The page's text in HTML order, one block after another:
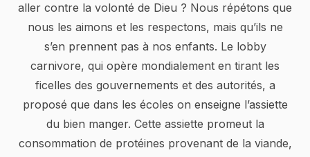
aller contre la volonté de Dieu ? Nous répétons que
nous les aimons et les respectons, mais qu’ils ne
s’en prennent pas à nos enfants. Le lobby
carnivore, qui opère mondialement en tirant les
ficelles des gouvernements et des autorités, a
proposé que dans les écoles on enseigne l’assiette
du bien manger. Cette assiette promeut la
consommation de protéines provenant de la viande,